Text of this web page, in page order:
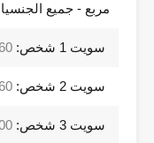
مربع - جميع
سويت 1 شخص:
سويت 2 شخص:
سويت 3 شخص: